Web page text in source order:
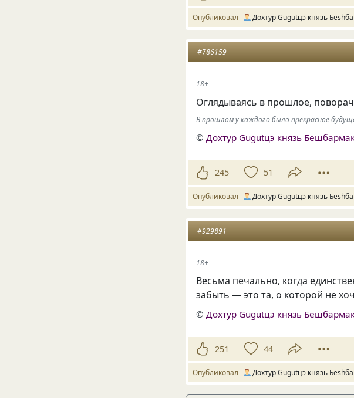
Опубликовал Дохтур Gugutцэ князь
#786159
18+
Оглядываясь в прошлое,
В прошлом у каждого было прекрасное
© Дохтур Gugutцэ князь
245 51
Опубликовал Дохтур Gugutцэ князь
#929891
18+
Весьма печально, когда
забыть — это та, о которой не
© Дохтур Gugutцэ князь
251 44
Опубликовал Дохтур Gugutцэ князь